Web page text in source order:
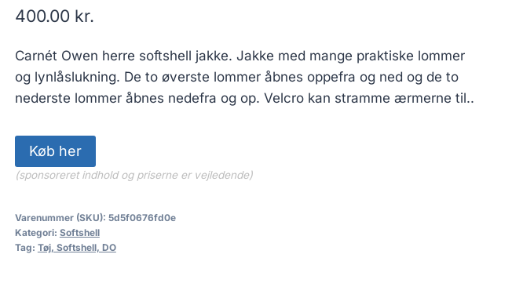
400.00 kr.
Carnét Owen herre softshell jakke. Jakke med mange praktiske lommer
og lynlåslukning. De to øverste lommer åbnes oppefra og ned og de to
nederste lommer åbnes nedefra og op. Velcro kan stramme ærmerne til..
Køb her
(sponsoreret indhold og priserne er vejledende)
Varenummer (SKU): 5d5f0676fd0e
Kategori: Softshell
Tag: Tøj, Softshell, DO